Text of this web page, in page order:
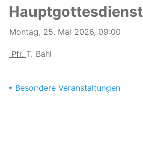
Besondere Veranstaltungen
Hauptgottesdienst
Montag, 25. Mai 2026, 09:00
Pfr. T. Bahl